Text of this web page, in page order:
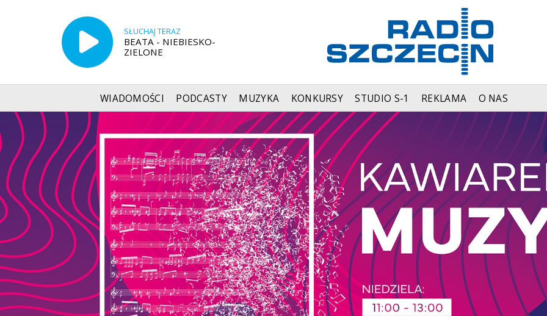
SŁUCHAJ TERAZ
BEATA - NIEBIESKO-
ZIELONE
WIADOMOŚCI PODCASTY MUZYKA KONKURSY STUDIO S-1 REKLAMA O NAS